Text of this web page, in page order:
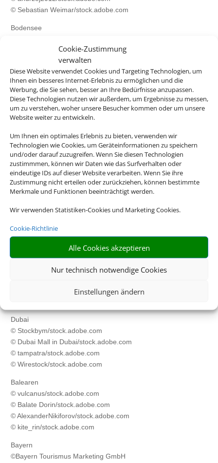
Cookie-Zustimmung
verwalten
Diese Website verwendet Cookies und Targeting Technologien, um
Ihnen ein besseres Internet-Erlebnis zu ermöglichen und die
Werbung, die Sie sehen, besser an Ihre Bedürfnisse anzupassen.
Diese Technologien nutzen wir außerdem, um Ergebnisse zu messen,
um zu verstehen, woher unsere Besucher kommen oder um unsere
Website weiter zu entwickeln.
Um Ihnen ein optimales Erlebnis zu bieten, verwenden wir
Technologien wie Cookies, um Geräteinformationen zu speichern
und/oder darauf zuzugreifen. Wenn Sie diesen Technologien
zustimmmen, können wir Daten wie das Surfverhalten oder
eindeutige IDs auf dieser Website verarbeiten. Wenn Sie ihre
Zustimmung nicht erteilen oder zurückziehen, können bestimmte
Merkmale und Funktionen beeinträchtigt werden.
Wir verwenden Statistiken-Cookies und Marketing Cookies.
Cookie-Richtlinie
Alle Cookies akzeptieren
Nur technisch notwendige Cookies
Einstellungen ändern
© Sebastian Weimar/stock.adobe.com
Bodensee
© Stephan Hehler/stock.adobe.com
© hungry_herbivore/stock.adobe.com
© C@rsten/stock.adobe.com
Griechenland
© Funny Studio/stock.adobe.com
© Comofoto/stock.adobe.com
© millaf/stock.adobe.com
Italien
© mRGB/stock.adobe.com
© ronnybas/stock.adobe.com
© JFL Photography/stock.adobe.com
© Sebastian Grote/stock.adobe.com
© baranq/stock.adobe.com
© FS-Stock/stock.adobe.com
© Jag_cz/stock.adobe.com
Dubai
© Stockbym/stock.adobe.com
© Dubai Mall in Dubai/stock.adobe.com
© tampatra/stock.adobe.com
© Wirestock/stock.adobe.com
Balearen
© vulcanus/stock.adobe.com
© Balate Dorin/stock.adobe.com
© AlexanderNikiforov/stock.adobe.com
© kite_rin/stock.adobe.com
Bayern
©Bayern Tourismus Marketing GmbH